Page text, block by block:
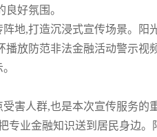
好氛围。
地,打造沉浸式宣传场景。阳
放防范非法金融活动警示视
害人群,也是本次宣传服务的
专业金融知识送到居民身边